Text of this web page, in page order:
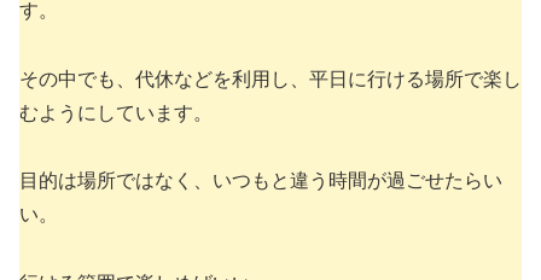
す。
その中でも、代休などを利用し、平日に行ける場所で楽し
むようにしています。
目的は場所ではなく、いつもと違う時間が過ごせたらい
い。